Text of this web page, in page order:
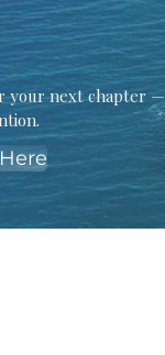
your next chapter —